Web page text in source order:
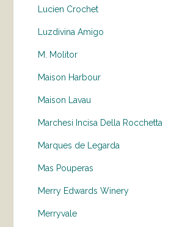
Lucien Crochet
Luzdivina Amigo
M. Molitor
Maison Harbour
Maison Lavau
Marchesi Incisa Della Rocchetta
Marques de Legarda
Mas Pouperas
Merry Edwards Winery
Merryvale